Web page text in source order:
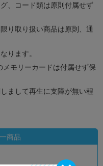
、コード類は原則付属せず
り取り扱い商品は原則、通
ります。
モリーカードは付属せず保
まして再生に支障が無い程
商品